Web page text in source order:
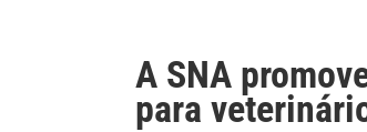
A SNA
para